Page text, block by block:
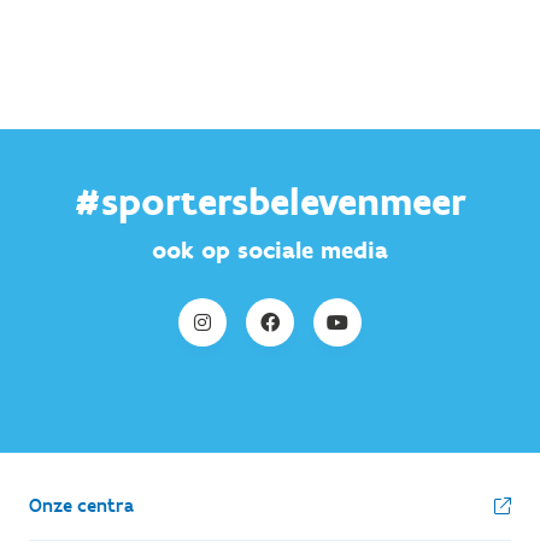
#sportersbelevenmeer
ook op sociale media
Onze centra